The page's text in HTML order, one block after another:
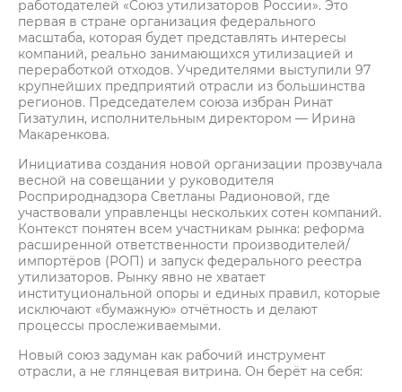
работодателей «Союз утилизаторов России». Это
первая в стране организация федерального
масштаба, которая будет представлять интересы
компаний, реально занимающихся утилизацией и
переработкой отходов. Учредителями выступили 97
крупнейших предприятий отрасли из большинства
регионов. Председателем союза избран Ринат
Гизатулин, исполнительным директором — Ирина
Макаренкова.
Инициатива создания новой организации прозвучала
весной на совещании у руководителя
Росприроднадзора Светланы Радионовой, где
участвовали управленцы нескольких сотен компаний.
Контекст понятен всем участникам рынка: реформа
расширенной ответственности производителей/
импортёров (РОП) и запуск федерального реестра
утилизаторов. Рынку явно не хватает
институциональной опоры и единых правил, которые
исключают «бумажную» отчётность и делают
процессы прослеживаемыми.
Новый союз задуман как рабочий инструмент
отрасли, а не глянцевая витрина. Он берёт на себя: